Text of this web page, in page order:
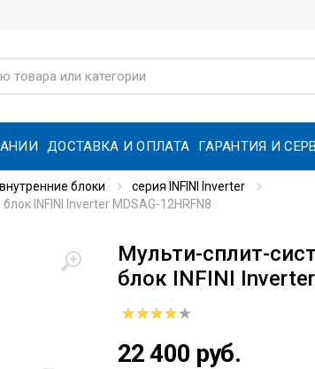
ДОСТАВКА И ОПЛАТА ГАРАНТИЯ И
блоки
серия INFINI Inverter
INFINI Inverter MDSAG-12HRFN8
Мульти-сплит-
блок INFINI
22 400 руб.